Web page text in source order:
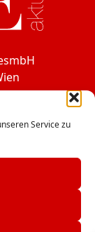
Service zu